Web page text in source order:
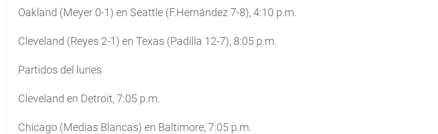
Oakland (Meyer 0-1) en Seattle (F.Hernández 7-8), 4:10 p.m.
Cleveland (Reyes 2-1) en Texas (Padilla 12-7), 8:05 p.m.
Partidos del lunes
Cleveland en Detroit, 7:05 p.m.
Chicago (Medias Blancas) en Baltimore, 7:05 p.m.